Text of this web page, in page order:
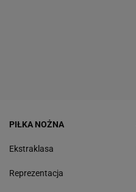
PIŁKA NOŻNA
Ekstraklasa
Reprezentacja